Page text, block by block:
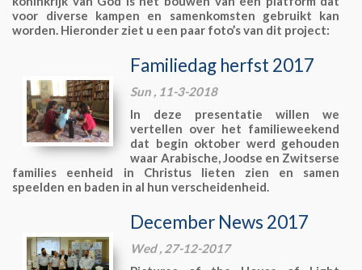
voor diverse kampen en samenkomsten gebruikt kan
worden. Hieronder ziet u een paar foto’s van dit project:
Familiedag herfst 2017
Sun , 11-3-2018
In deze presentatie willen we
vertellen over het familieweekend
dat begin oktober werd gehouden
waar Arabische, Joodse en Zwitserse
families eenheid in Christus lieten zien en samen
speelden en baden in al hun verscheidenheid.
December News 2017
Wed , 27-12-2017